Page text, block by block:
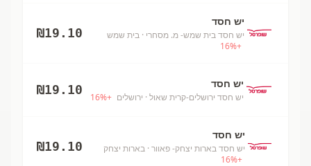
יש חסד
יש חסד בית שמש- מ. מסחרי · בית שמש
+
16%
₪19.10
יש חסד
יש חסד ירושלים-קרית שאול · ירושלים +
16%
₪19.10
יש חסד
יש חסד בארות יצחק- פאוור · בארות יצחק
+
16%
₪19.10